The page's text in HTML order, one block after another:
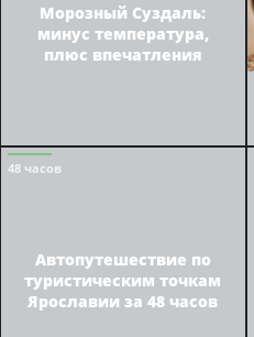
Морозный Суздаль:
минус температура,
плюс впечатления
48 часов
Автопутешествие по
туристическим точкам
Ярославии за 48 часов